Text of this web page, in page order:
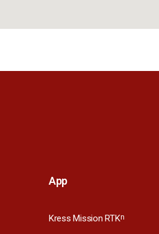
App
Kress Mission RTKn